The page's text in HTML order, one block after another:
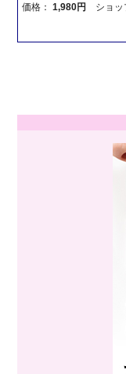
価格：1,980円 ショッ